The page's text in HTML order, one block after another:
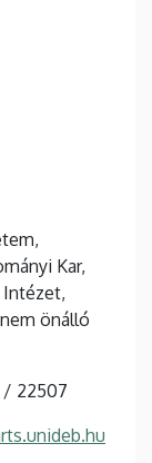
Kar,
Intézet,
önálló
22507